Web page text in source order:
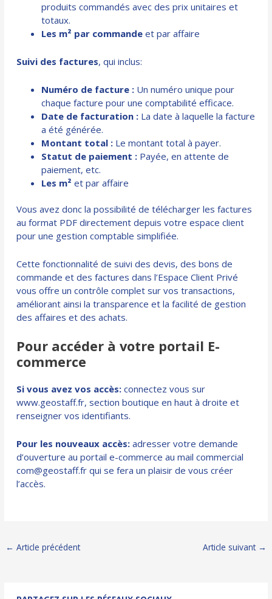
produits commandés avec des prix unitaires et
totaux.
Les m² par commande et par affaire
Suivi des factures, qui inclus:
Numéro de facture : Un numéro unique pour
chaque facture pour une comptabilité efficace.
Date de facturation : La date à laquelle la facture
a été générée.
Montant total : Le montant total à payer.
Statut de paiement : Payée, en attente de
paiement, etc.
Les m²et par affaire
Vous avez donc la possibilité de télécharger les factures
au format PDF directement depuis votre espace client
pour une gestion comptable simplifiée.
Cette fonctionnalité de suivi des devis, des bons de
commande et des factures dans l’Espace Client Privé
vous offre un contrôle complet sur vos transactions,
améliorant ainsi la transparence et la facilité de gestion
des affaires et des achats.
Pour accéder à votre portail E-
commerce
Si vous avez vos accès:connectez vous sur
www.geostaff.fr, sectionboutiqueen haut à droite et
renseigner vos identifiants.
Pour les nouveaux accès: adresser votre demande
d’ouverture au portail e-commerce au mail commercial
com@geostaff.fr qui se fera un plaisir de vous créer
l’accès.
Navigation
← Article précédent Article suivant →